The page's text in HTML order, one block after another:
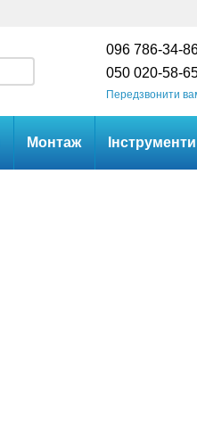
096 786-34-
050 020-58-
Передзвонити
Монтаж Інструменти